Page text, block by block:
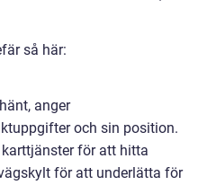
så här:
anger
och sin position.
för att hitta
för att underlätta för